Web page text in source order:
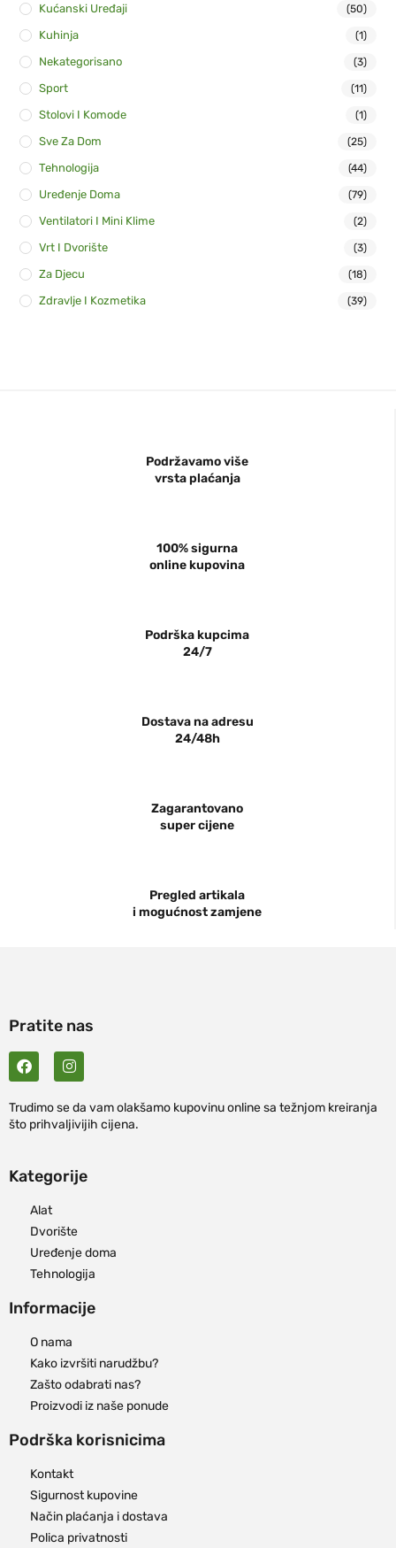
Kućanski Uređaji (50)
Kuhinja (1)
Nekategorisano (3)
Sport (11)
Stolovi I Komode (1)
Sve Za Dom (25)
Tehnologija (44)
Uređenje Doma (79)
Ventilatori I Mini Klime (2)
Vrt I Dvorište (3)
Za Djecu (18)
Zdravlje I Kozmetika (39)
Podržavamo više
vrsta plaćanja
100% sigurna
online kupovina
Podrška kupcima
24/7
Dostava na adresu
24/48h
Zagarantovano
super cijene
Pregled artikala
i mogućnost zamjene
Pratite nas
Trudimo se da vam olakšamo kupovinu online sa težnjom kreiranja
što prihvaljivijih cijena.
Kategorije
Alat
Dvorište
Uređenje doma
Tehnologija
Informacije
O nama
Kako izvršiti narudžbu?
Zašto odabrati nas?
Proizvodi iz naše ponude
Podrška korisnicima
Kontakt
Sigurnost kupovine
Način plaćanja i dostava
Polica privatnosti